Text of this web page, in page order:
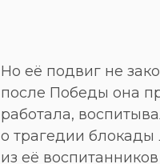
Но её подвиг не
после Победы она
работала,
о трагедии
из её